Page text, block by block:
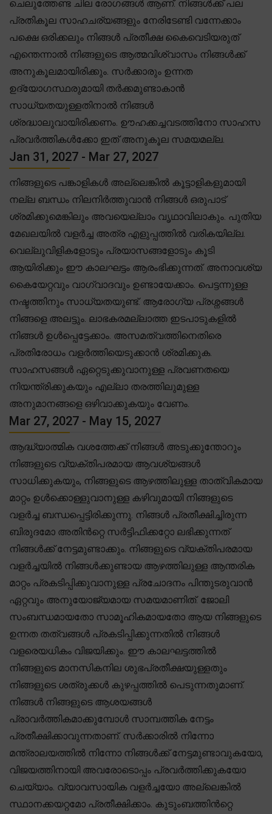
ചെലുത്തേണ്ട ചില രോഗങ്ങൾ ആണ്. നിങ്ങൾക്ക് പല
പ്രതികൂല സാഹചര്യങ്ങളും നേരിടേണ്ടി വന്നേക്കാം
പക്ഷെ ഒരിക്കലും നിങ്ങൾ പ്രതീക്ഷ കൈവെടിയരുത്
എന്തെന്നാൽ നിങ്ങളുടെ ആത്മവിശ്വാസം നിങ്ങൾക്ക്
അനുകൂലമായിരിക്കും. സർക്കാരും ഉന്നത
ഉദ്യോഗസ്ഥരുമായി തർക്കമുണ്ടാകാൻ
സാധ്യതയുള്ളതിനാൽ നിങ്ങൾ
ശ്രദ്ധാലുവായിരിക്കണം. ഊഹക്കച്ചവടത്തിനോ സാഹസ
പ്രവർത്തികൾക്കോ ഇത് അനുകൂല സമയമല്ല.
Jan 31, 2027 - Mar 27, 2027
നിങ്ങളുടെ പങ്കാളികൾ അല്ലെങ്കിൽ കൂട്ടാളികളുമായി
നല്ല ബന്ധം നിലനിർത്തുവാൻ നിങ്ങൾ ഒരുപാട്
ശ്രമിക്കുമെങ്കിലും അവയെല്ലാം വൃഥാവിലാകും. പുതിയ
മേഖലയിൽ വളർച്ച അത്ര എളുപ്പത്തിൽ വരികയില്ല.
വെല്ലുവിളികളോടും പ്രയാസങ്ങളോടും കൂടി
ആയിരിക്കും ഈ കാലഘട്ടം ആരംഭിക്കുന്നത്. അനാവശ്യ
കൈയേറ്റവും വാഗ്വാദവും ഉണ്ടായേക്കാം. പെട്ടന്നുള്ള
നഷ്ടത്തിനും സാധ്യതയുണ്ട്. ആരോഗ്യ പ്രശ്നങ്ങൾ
നിങ്ങളെ അലട്ടും. ലാഭകരമല്ലാത്ത ഇടപാടുകളിൽ
നിങ്ങൾ ഉൾപ്പെട്ടേക്കാം. അസമത്വത്തിനെതിരെ
പ്രതിരോധം വളർത്തിയെടുക്കാൻ ശ്രമിക്കുക.
സാഹസങ്ങൾ ഏറ്റെടുക്കുവാനുള്ള പ്രവണതയെ
നിയന്ത്രിക്കുകയും എല്ലാ തരത്തിലുമുള്ള
അനുമാനങ്ങളെ ഒഴിവാക്കുകയും വേണം.
Mar 27, 2027 - May 15, 2027
ആദ്ധ്യാത്മിക വശത്തേക്ക് നിങ്ങൾ അടുക്കുന്തോറും
നിങ്ങളുടെ വ്യക്തിപരമായ ആവശ്യങ്ങൾ
സാധിക്കുകയും, നിങ്ങളുടെ ആഴത്തിലുള്ള താത്വികമായ
മാറ്റം ഉൾക്കൊള്ളുവാനുള്ള കഴിവുമായി നിങ്ങളുടെ
വളർച്ച ബന്ധപ്പെട്ടിരിക്കുന്നു. നിങ്ങൾ പ്രതീക്ഷിച്ചിരുന്ന
ബിരുദമോ അതിൻറ്റെ സർട്ടിഫിക്കറ്റോ ലഭിക്കുന്നത്
നിങ്ങൾക്ക് നേട്ടമുണ്ടാക്കും. നിങ്ങളുടെ വ്യക്തിപരമായ
വളർച്ചയിൽ നിങ്ങൾക്കുണ്ടായ ആഴത്തിലുള്ള ആന്തരിക
മാറ്റം പ്രകടിപ്പിക്കുവാനുള്ള പ്രചോദനം പിന്തുടരുവാൻ
ഏറ്റവും അനുയോജ്യമായ സമയമാണിത്. ജോലി
സംബന്ധമായതോ സാമൂഹികമായതോ ആയ നിങ്ങളുടെ
ഉന്നത തത്വങ്ങൾ പ്രകടിപ്പിക്കുന്നതിൽ നിങ്ങൾ
വളരെയധികം വിജയിക്കും. ഈ കാലഘട്ടത്തിൽ
നിങ്ങളുടെ മാനസികനില ശുഭപ്രതീക്ഷയുള്ളതും
നിങ്ങളുടെ ശത്രുക്കൾ കുഴപ്പത്തിൽ പെടുന്നതുമാണ്.
നിങ്ങൾ നിങ്ങളുടെ ആശയങ്ങൾ
പ്രാവർത്തികമാക്കുമ്പോൾ സാമ്പത്തിക നേട്ടം
പ്രതീക്ഷിക്കാവുന്നതാണ്. സർക്കാരിൽ നിന്നോ
മന്ത്രാലയത്തിൽ നിന്നോ നിങ്ങൾക്ക് നേട്ടമുണ്ടാവുകയോ,
വിജയത്തിനായി അവരോടൊപ്പം പ്രവർത്തിക്കുകയോ
ചെയ്യാം. വ്യാവസായിക വളർച്ചയോ അല്ലെങ്കിൽ
സ്ഥാനക്കയറ്റമോ പ്രതീക്ഷിക്കാം. കുടുംബത്തിൻറ്റെ